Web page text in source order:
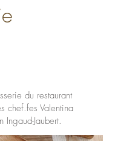
du restaurant
chef.fes Valentina
Ingaud-Jaubert.